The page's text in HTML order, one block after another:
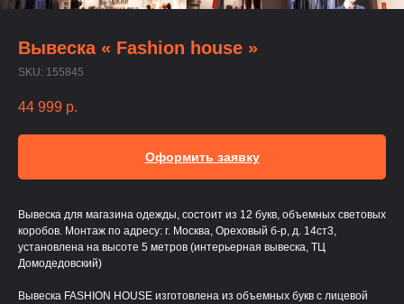
Вывеска « Fashion house »
SKU: 155845
44 999 р.
Оформить заявку
Вывеска для магазина одежды, состоит из 12 букв, объемных световых
коробов. Монтаж по адресу: г. Москва, Ореховый б-р, д. 14ст3,
установлена на высоте 5 метров (интерьерная вывеска, ТЦ
Домодедовский)
Вывеска FASHION HOUSE изготовлена из объемных букв с лицевой